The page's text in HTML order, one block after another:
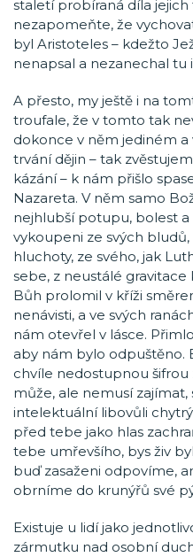
staletí probíraná díla
nezapomeňte, že
byl Aristoteles – kdežto
nenapsal a nezanechal
A přesto, my ještě i na
troufale, že v tomto tak
dokonce v něm jediném
trvání dějin – tak
kázání – k nám přišlo
Nazareta. V něm samo
nejhlubší potupu, bolest
vykoupeni ze svých
hluchoty, ze svého, jak
sebe, z neustálé
Bůh prolomil v kříži
nenávisti, a ve svých
nám otevřel v lásce.
aby nám bylo odpuštěno.
chvíle nedostupnou šifrou
může, ale nemusí
intelektuální libovůli
před tebe jako hlas
tebe umřevšího, bys živ
buď zasaženi odpovíme,
obrníme do krunýřů své
Existuje u lidí jako
zármutku nad osobní